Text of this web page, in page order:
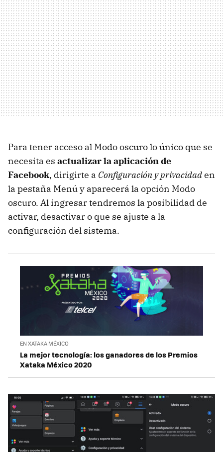
Para tener acceso al Modo oscuro lo único que se
necesita es actualizar la aplicación de
Facebook, dirigirte a Configuración y privacidaden
la pestaña Menú y aparecerá la opción Modo
oscuro. Al ingresar tendremos la posibilidad de
activar, desactivar o que se ajuste a la
configuración del sistema.
EN XATAKA MÉXICO
La mejor tecnología: los ganadores de los Premios
Xataka México 2020